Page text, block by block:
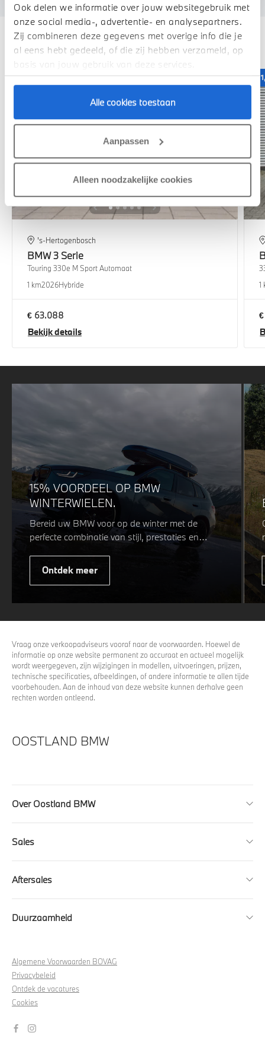
Ook delen we informatie over jouw websitegebruik met
onze social media-, advertentie- en analysepartners.
Zij combineren deze gegevens met overige info die je
al eens hebt gedeeld, of die zij hebben verzameld, op
basis van jouw gebruik van deze services.
Alle cookies toestaan
Aanpassen
Alleen noodzakelijke cookies
Deze zijn vergelijkbaar
1,99% renteactie
's-Hertogenbosch
BMW3 Serie
Touring 330e M Sport Automaat
1 km2026Hybride
€ 63.088
Bekijk details
1
15% VOORDEEL OP BMW
WINTERWIELEN.
Bereid uw BMW voor op de winter met de
perfecte combinatie van stijl, prestaties en
veiligheid. Of u nu kiest voor een sportieve of
elegante look, onze winterwielen zijn
ontworpen om uw rijervaring te optimaliseren,
weersomstandigheden. Profiteer nu van15%
voordeel.
Ontdek meer
Vraag onze verkoopadviseurs vooraf naar de voorwaarden. Hoewel de
informatie op onze website permanent zo accuraat en actueel mogelijk
wordt weergegeven, zijn wijzigingen in modellen, uitvoeringen, prijzen,
technische specificaties, afbeeldingen, of andere informatie te allen tijde
voorbehouden. Aan de inhoud van deze website kunnen derhalve geen
rechten worden ontleend.
OOSTLAND BMW
Over Oostland BMW
Sales
Aftersales
Duurzaamheid
Algemene Voorwaarden BOVAG
Privacybeleid
Ontdek de vacatures
Cookies